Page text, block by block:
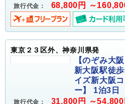
旅行代金： 68,800円 ～
東京２３区外、神奈川県発
【のぞみ大
新大阪駅徒
イズ新大阪
ー】 1泊3日
旅行代金： 31,800円 ～54,800